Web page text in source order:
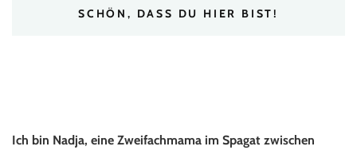
SCHÖN, DASS DU HIER BIST!
Ich bin Nadja, eine Zweifachmama im Spagat zwischen